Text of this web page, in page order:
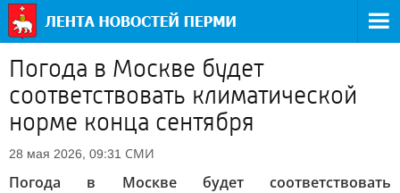
Погода в Москве будет
соответствовать климатической
норме конца сентября
28 мая 2026, 09:31 СМИ
Погода в Москве будет соответствовать